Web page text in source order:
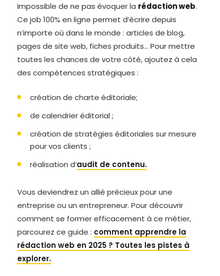
Impossible de ne pas évoquer la rédaction web.
Ce job 100% en ligne permet d’écrire depuis
n’importe où dans le monde : articles de blog,
pages de site web, fiches produits… Pour mettre
toutes les chances de votre côté, ajoutez à cela
des compétences stratégiques :
création de charte éditoriale;
de calendrier éditorial ;
création de stratégies éditoriales sur mesure
pour vos clients ;
réalisation d’audit de contenu.
Vous deviendrez un allié précieux pour une
entreprise ou un entrepreneur. Pour découvrir
comment se former efficacement à ce métier,
parcourez ce guide : comment apprendre la
rédaction web en 2025 ? Toutes les pistes à
explorer.